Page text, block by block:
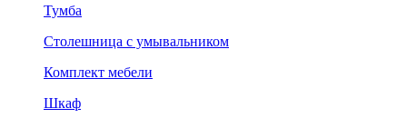
Тумба
Столешница с умывальником
Комплект мебели
Шкаф